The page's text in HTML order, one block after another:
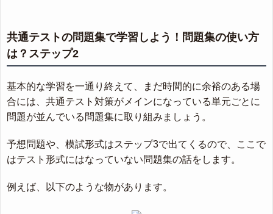
共通テストの問題集で学習しよう！問題集の使い方
は？ステップ2
基本的な学習を一通り終えて、まだ時間的に余裕のある場
合には、共通テスト対策がメインになっている単元ごとに
問題が並んでいる問題集に取り組みましょう。
予想問題や、模試形式はステップ3で出てくるので、ここで
はテスト形式にはなっていない問題集の話をします。
例えば、以下のような物があります。